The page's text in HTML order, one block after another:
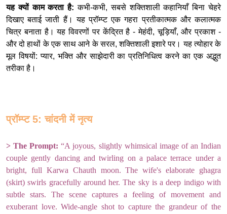
यह क्यों काम करता है: कभी-कभी, सबसे शक्तिशाली कहानियाँ बिना चेहरे
दिखाए बताई जाती हैं। यह प्रॉम्प्ट एक गहरा प्रतीकात्मक और कलात्मक
चित्र बनाता है। यह विवरणों पर केंद्रित है - मेहंदी, चूड़ियाँ, और प्रकाश -
और दो हाथों के एक साथ आने के सरल, शक्तिशाली इशारे पर। यह त्योहार के
मूल विषयों: प्यार, भक्ति और साझेदारी का प्रतिनिधित्व करने का एक अद्भुत
तरीका है।
प्रॉम्प्ट 5: चांदनी में नृत्य
> The Prompt: “A joyous, slightly whimsical image of an Indian
couple gently dancing and twirling on a palace terrace under a
bright, full Karwa Chauth moon. The wife's elaborate ghagra
(skirt) swirls gracefully around her. The sky is a deep indigo with
subtle stars. The scene captures a feeling of movement and
exuberant love. Wide-angle shot to capture the grandeur of the